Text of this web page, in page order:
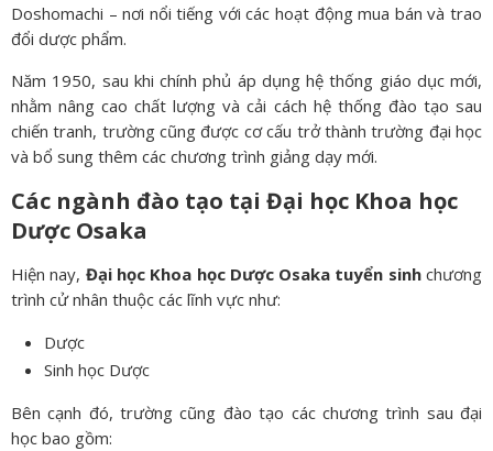
Doshomachi – nơi nổi tiếng với các hoạt động mua bán và trao
đổi dược phẩm.
Năm 1950, sau khi chính phủ áp dụng hệ thống giáo dục mới,
nhằm nâng cao chất lượng và cải cách hệ thống đào tạo sau
chiến tranh, trường cũng được cơ cấu trở thành trường đại học
và bổ sung thêm các chương trình giảng dạy mới.
Các ngành đào tạo tại Đại học Khoa học
Dược Osaka
Hiện nay, Đại học Khoa học Dược Osaka tuyển sinhchương
trình cử nhân thuộc các lĩnh vực như:
Dược
Sinh học Dược
Bên cạnh đó, trường cũng đào tạo các chương trình sau đại
học bao gồm: